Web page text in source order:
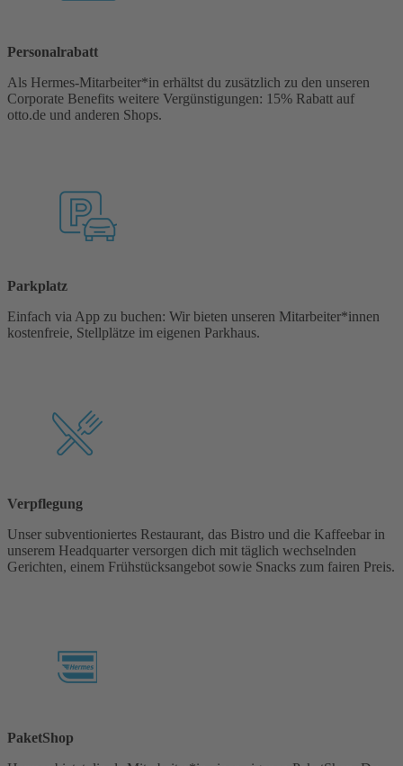
Personalrabatt
Als Hermes-Mitarbeiter*in erhältst du zusätzlich zu den unseren
Corporate Benefits weitere Vergünstigungen: 15% Rabatt auf
otto.de und anderen Shops.
Parkplatz
Einfach via App zu buchen: Wir bieten unseren Mitarbeiter*innen
kostenfreie, Stellplätze im eigenen Parkhaus.
Verpflegung
Unser subventioniertes Restaurant, das Bistro und die Kaffeebar in
unserem Headquarter versorgen dich mit täglich wechselnden
Gerichten, einem Frühstücksangebot sowie Snacks zum fairen Preis.
PaketShop